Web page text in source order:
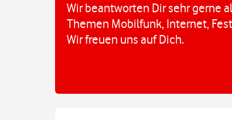
Wir beantworten Dir sehr gerne
Themen Mobilfunk, Internet,
Wir freuen uns auf Dich.